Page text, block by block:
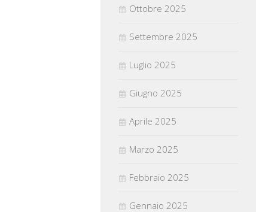
Ottobre 2025
Settembre 2025
Luglio 2025
Giugno 2025
Aprile 2025
Marzo 2025
Febbraio 2025
Gennaio 2025